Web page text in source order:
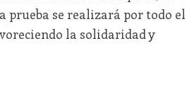
prueba se realizará por todo el
la solidaridad y